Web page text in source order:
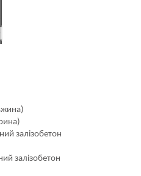
залізобетон
залізобетон